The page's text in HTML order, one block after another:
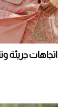
صيف 2026: اتجاهات